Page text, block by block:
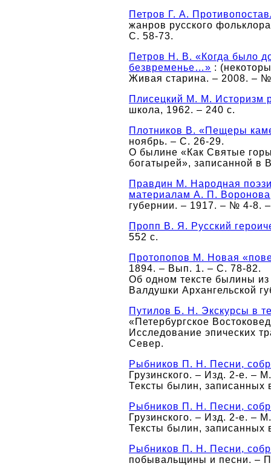
Петров Г. А.
жанров русского
С. 58-73.
Петров Н. В. «Когда было
безвременье…» :
Живая старина. – 2008. –
Плисецкий М. М. Историзм
школа, 1962. – 240 с.
Плотников В. «Пещеры
ноябрь. – С. 26-29.
О былине «Как Святые
богатырей», записанной в
Правдин М. Народная
материалам А. П. Воронова
губернии. – 1917. – № 4-8.
Пропп В. Я. Русский
552 с.
Протопопов М. Новая
1894. – Вып. 1. – С. 78-82.
Об одном тексте былины из
Валдушки Архангельской
Путилов Б. Н. Экскурсы в
«Петербургское
Исследование эпических
Север.
Рыбников П. Н. Песни,
Грузинского. – Изд. 2-е. –
Тексты былин, записанных
Рыбников П. Н. Песни,
Грузинского. – Изд. 2-е. –
Тексты былин, записанных
Рыбников П. Н. Песни,
побывальщины и песни. –